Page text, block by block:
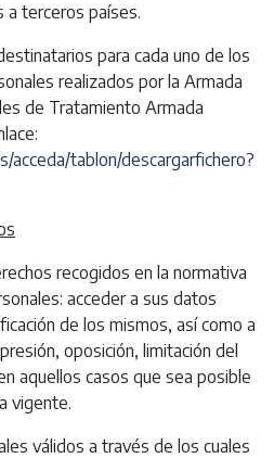
a terceros países.
para cada uno de los
realizados por la Armada
de Tratamiento Armada
acceda/tablon/descargarfichero?
recogidos en la normativa
acceder a sus datos
de los mismos, así como a
oposición, limitación del
aquellos casos que sea posible
vigente.
válidos a través de los cuales